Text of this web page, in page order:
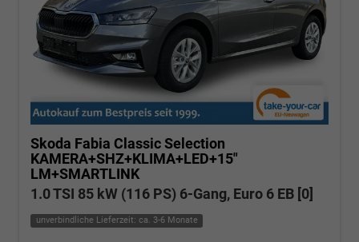
Skoda Fabia Classic Selection
KAMERA+SHZ+KLIMA+LED+15"
LM+SMARTLINK
1.0 TSI 85 kW (116 PS) 6-Gang, Euro 6 EB [0]
unverbindliche Lieferzeit: ca. 3-6 Monate